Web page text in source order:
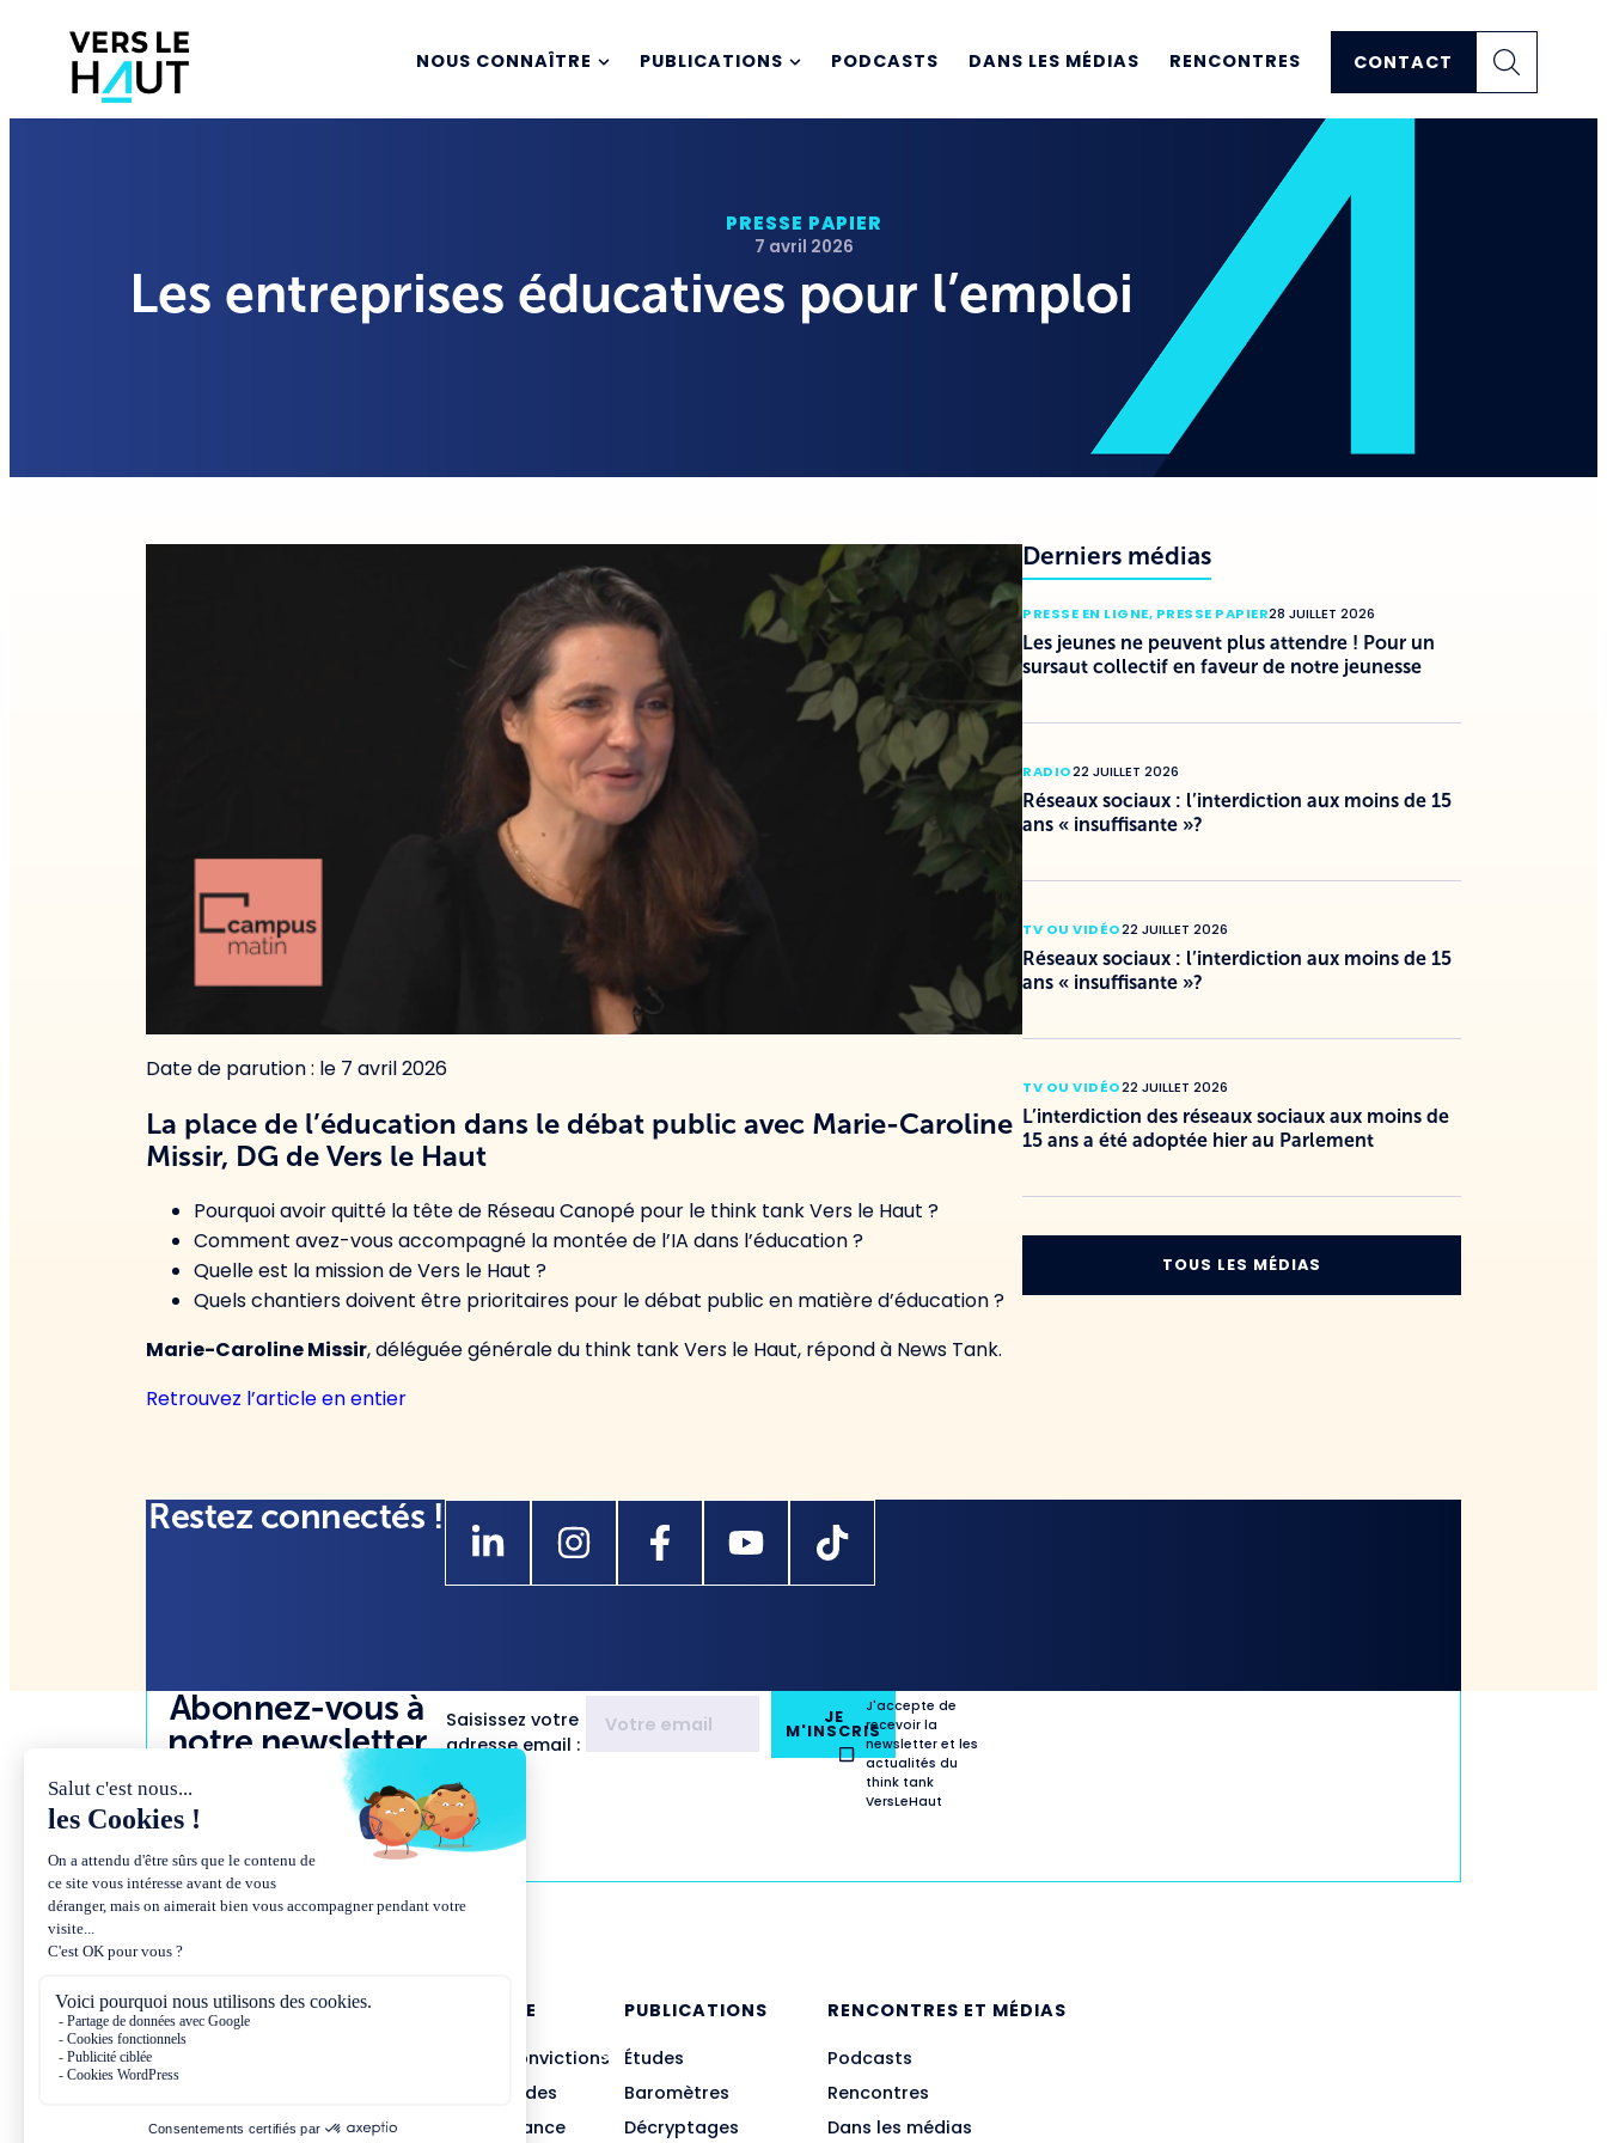
NOUS CONNAÎTRE PUBLICATIONS PODCASTS DANS LES MÉDIAS RENCONTRES CONTACT
PRESSE PAPIER
7 avril 2026
Les entreprises éducatives pour l’emploi
Date de parution : le 7 avril 2026
La place de l’éducation dans le débat public avec Marie-Caroline
Missir, DG de Vers le Haut
Pourquoi avoir quitté la tête de Réseau Canopé pour le think tank Vers le Haut ?
Comment avez-vous accompagné la montée de l’IA dans l’éducation ?
Quelle est la mission de Vers le Haut ?
Quels chantiers doivent être prioritaires pour le débat public en matière d’éducation ?
Marie-Caroline Missir, déléguée générale du think tank Vers le Haut, répond à News Tank.
Retrouvez l’article en entier
Derniers médias
PRESSE EN LIGNE, PRESSE PAPIER28 JUILLET 2026
Les jeunes ne peuvent plus attendre ! Pour un
sursaut collectif en faveur de notre jeunesse
RADIO22 JUILLET 2026
Réseaux sociaux : l’interdiction aux moins de 15
ans « insuffisante »?
TV OU VIDÉO22 JUILLET 2026
Réseaux sociaux : l’interdiction aux moins de 15
ans « insuffisante »?
TV OU VIDÉO22 JUILLET 2026
L’interdiction des réseaux sociaux aux moins de
15 ans a été adoptée hier au Parlement
TOUS LES MÉDIAS
Restez connectés !
Abonnez-vous à
notre newsletter
Saisissez votre
adresse email :
JE
M'INSCRIS
J'accepte de
recevoir la
newsletter et les
actualités du
think tank
VersLeHaut
NOUS CONNAÎTRE
Présentation et convictions
Missions et méthodes
Équipe et gouvernance
PUBLICATIONS
Études
Baromètres
Décryptages
RENCONTRES ET MÉDIAS
Podcasts
Rencontres
Dans les médias